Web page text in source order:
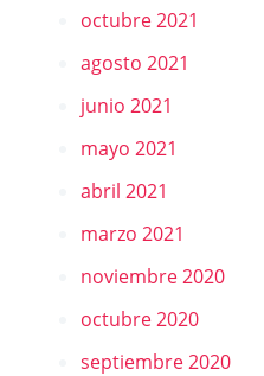
octubre 2021
agosto 2021
junio 2021
mayo 2021
abril 2021
marzo 2021
noviembre 2020
octubre 2020
septiembre 2020